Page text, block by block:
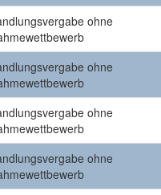
ohne
ohne
ohne
ohne